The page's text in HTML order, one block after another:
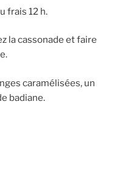
frais 12 h.
la cassonade et faire
caramélisées, un
badiane.